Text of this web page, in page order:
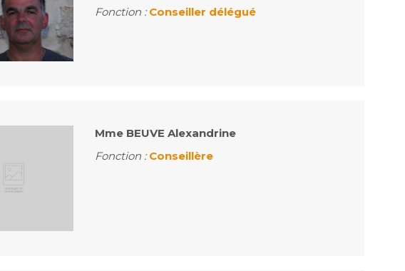
Fonction : Conseiller délégué
Mme BEUVE Alexandrine
Fonction : Conseillère